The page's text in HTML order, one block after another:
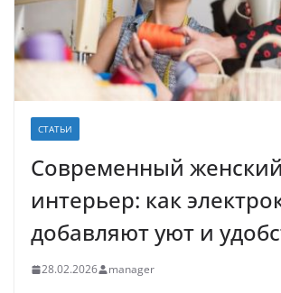
СТАТЬИ
Современный женский
интерьер: как
добавляют уют и
28.02.2026 manager